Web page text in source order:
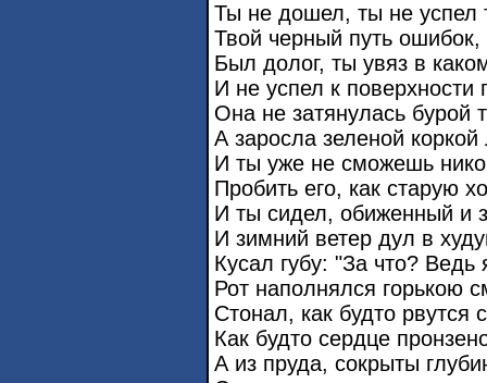
Ты не дошел, ты не успел
Твой черный путь ошибок,
Был долог, ты увяз в
И не успел к поверхности
Она не затянулась бурой
А заросла зеленой коркой
И ты уже не сможешь
Пробить его, как старую
И ты сидел, обиженный и
И зимний ветер дул в
Кусал губу: "За что? Ведь
Рот наполнялся горькою
Стонал, как будто рвутся
Как будто сердце
А из пруда, сокрыты